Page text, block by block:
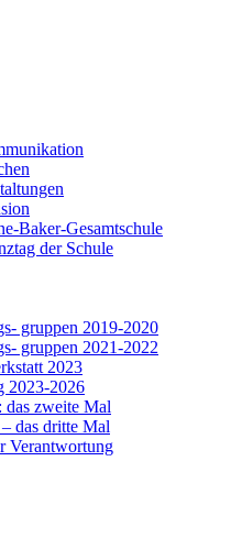
Baker-Gesamtschule
der Schule
gruppen 2019-2020
gruppen 2021-2022
2023
2023-2026
das zweite Mal
das dritte Mal
Verantwortung